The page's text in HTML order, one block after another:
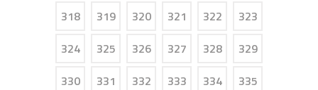
318
319 320 321 322
323
324
325 326 327 328
329
330
331 332 333 334
335